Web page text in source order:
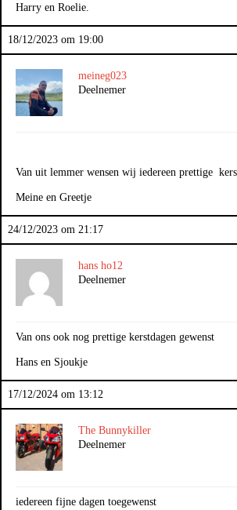
Harry en Roelie.
18/12/2023 om 19:00
meineg023
Deelnemer
Van uit lemmer wensen wij iedereen prettige
Meine en Greetje
24/12/2023 om 21:17
hans ho12
Deelnemer
Van ons ook nog prettige kerstdagen gewenst
Hans en Sjoukje
17/12/2024 om 13:12
The Bunnykiller
Deelnemer
iedereen fijne dagen toegewenst